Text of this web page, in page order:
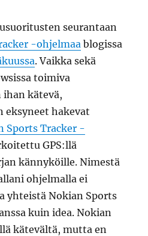
seurantaan
-ohjelmaablogissa
. Vaikka sekä
toimiva
kätevä,
eksyneet hakevat
Sports Tracker -
GPS:llä
kännyköille. Nimestä
ohjelmalla ei
yhteistä Nokian Sports
kuin idea. Nokian
kätevältä, mutta en